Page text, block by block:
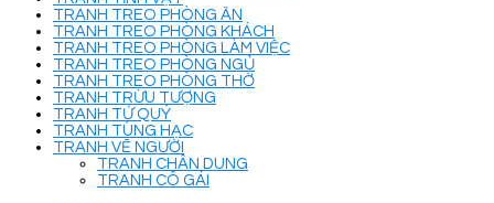
TRANH TREO PHÒNG ĂN
TRANH TREO PHÒNG KHÁCH
TRANH TREO PHÒNG LÀM VIỆC
TRANH TREO PHÒNG NGỦ
TRANH TREO PHÒNG THỜ
TRANH TRỪU TƯỢNG
TRANH TỨ QUÝ
TRANH TÙNG HẠC
TRANH VẼ NGƯỜI
TRANH CHÂN DUNG
TRANH CÔ GÁI